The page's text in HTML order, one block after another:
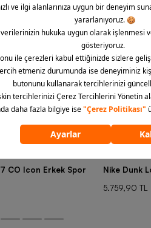
CO Icon Erkek Spor
Nike Dunk
5.759,90 TL